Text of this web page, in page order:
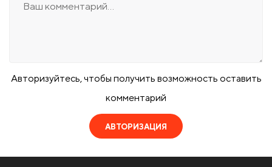
Авторизуйтесь, чтобы получить возможность оставить
комментарий
АВТОРИЗАЦИЯ